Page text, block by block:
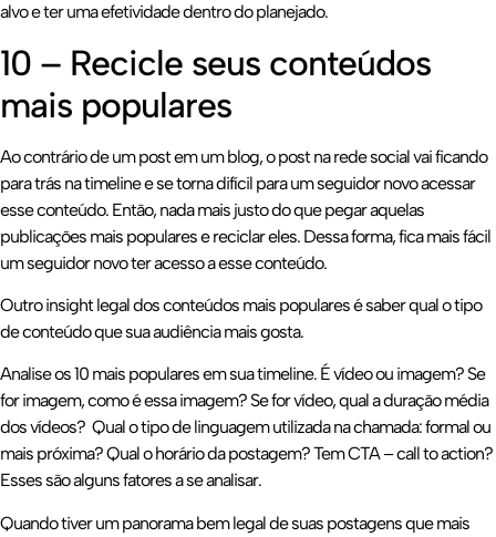
alvo e ter uma efetividade dentro do planejado.
10 – Recicle seus conteúdos
mais populares
Ao contrário de um post em um blog, o post na rede social vai ficando
para trás na timeline e se torna difícil para um seguidor novo acessar
esse conteúdo. Então, nada mais justo do que pegar aquelas
publicações mais populares e reciclar eles. Dessa forma, fica mais fácil
um seguidor novo ter acesso a esse conteúdo.
Outro insight legal dos conteúdos mais populares é saber qual o tipo
de conteúdo que sua audiência mais gosta.
Analise os 10 mais populares em sua timeline. É vídeo ou imagem? Se
for imagem, como é essa imagem? Se for vídeo, qual a duração média
dos vídeos? Qual o tipo de linguagem utilizada na chamada: formal ou
mais próxima? Qual o horário da postagem? Tem CTA – call to action?
Esses são alguns fatores a se analisar.
Quando tiver um panorama bem legal de suas postagens que mais